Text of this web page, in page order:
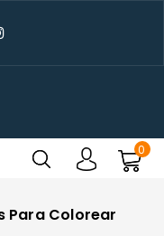
0
Para Colorear